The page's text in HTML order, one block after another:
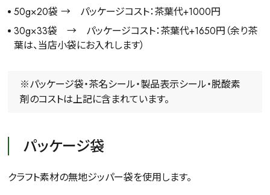
50g×20袋 → パッケージコスト：茶葉代+1000円
30g×33袋 → パッケージコスト：茶葉代+1650円（余り茶
葉は、当店小袋にお入れします）
※パッケージ袋・茶名シール・製品表示シール・脱酸素
剤のコストは上記に含まれています。
パッケージ袋
クラフト素材の無地ジッパー袋を使用します。